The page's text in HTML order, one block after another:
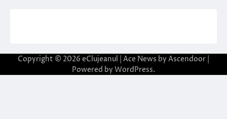
Copyright © 2026 eClujeanul | Ace News by Ascendoor
Powered by WordPress.